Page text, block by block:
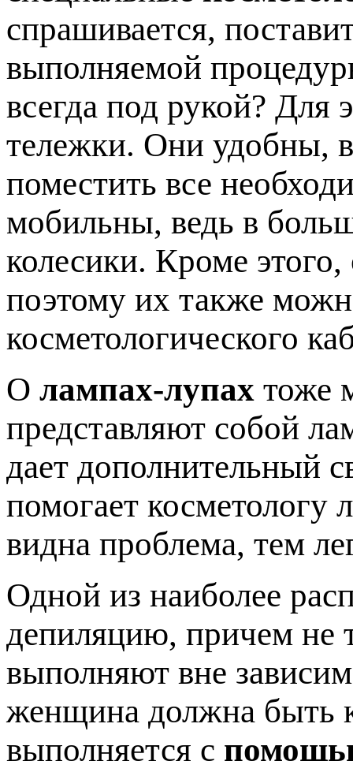
спрашивается,
выполняемой
всегда под рукой? Для
тележки. Они удобны,
поместить все
мобильны, ведь в
колесики. Кроме
поэтому их также
косметологического
О лампах-лупах тоже
представляют собой
дает дополнительный
помогает косметологу
видна проблема, тем
Одной из наиболее
депиляцию, причем не
выполняют вне
женщина должна быть
выполняется с